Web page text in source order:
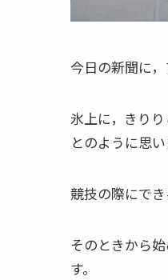
今日の新聞に
氷上に，きり
とのように思い
競技の際にで
そのときから
す。